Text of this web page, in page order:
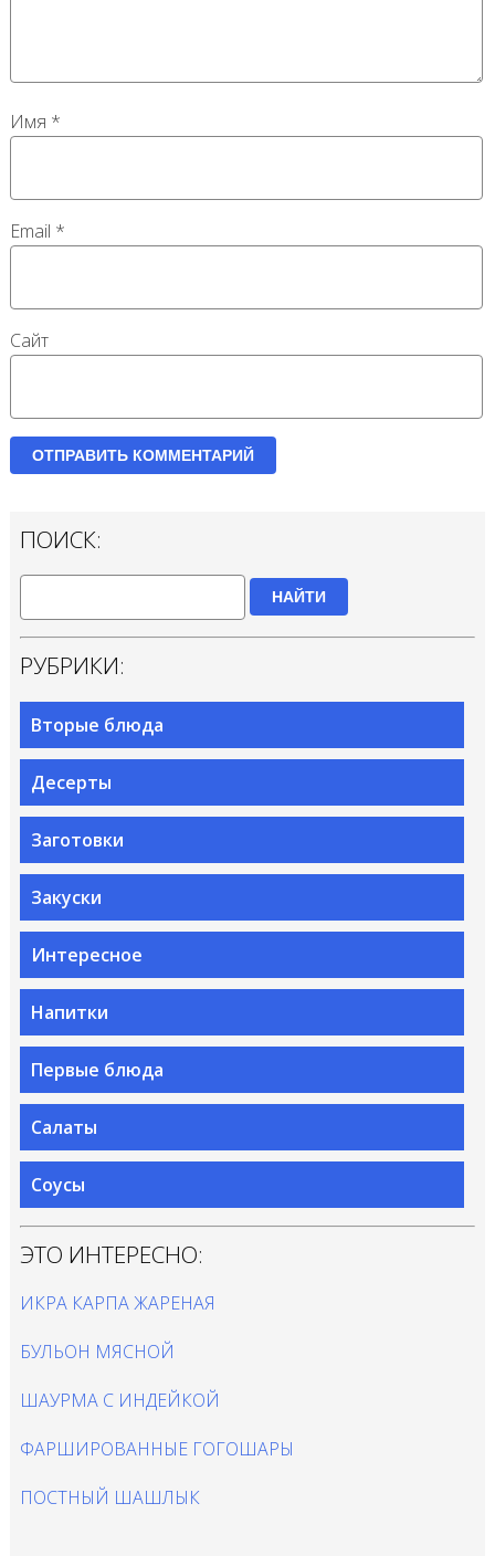
Имя *
Email *
Сайт
ПОИСК:
НАЙТИ
РУБРИКИ:
Вторые блюда
Десерты
Заготовки
Закуски
Интересное
Напитки
Первые блюда
Салаты
Соусы
ЭТО ИНТЕРЕСНО:
ИКРА КАРПА ЖАРЕНАЯ
БУЛЬОН МЯСНОЙ
ШАУРМА С ИНДЕЙКОЙ
ФАРШИРОВАННЫЕ ГОГОШАРЫ
ПОСТНЫЙ ШАШЛЫК